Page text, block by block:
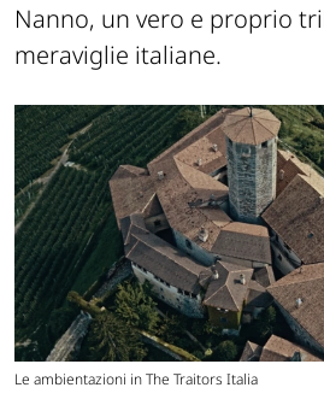
Nanno, un vero e proprio
meraviglie italiane.
Le ambientazioni in The Traitors Italia